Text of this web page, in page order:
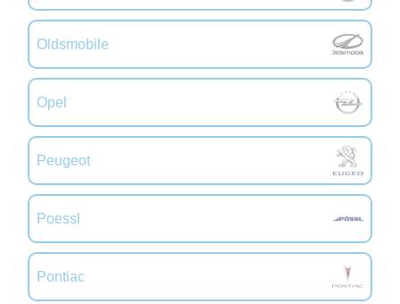
Oldsmobile
Opel
Peugeot
Poessl
Pontiac